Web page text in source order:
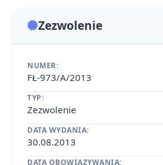
Zezwolenie
NUMER:
FŁ-973/A/2013
TYP:
Zezwolenie
DATA WYDANIA:
30.08.2013
DATA OBOWIĄZYWANIA: